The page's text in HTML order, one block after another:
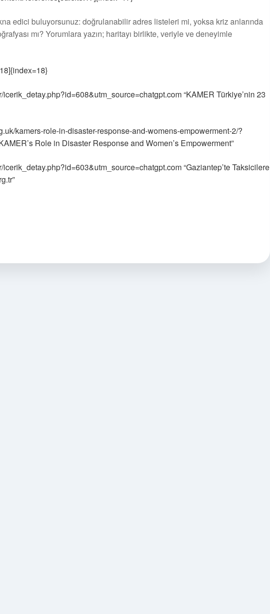
edici buluyorsunuz: doğrulanabilir adres listeleri mi, yoksa kriz anlarında
mı? Yorumlara yazın; haritayı birlikte, veriyle ve deneyimle
icerik_detay.php?id=608&utm_source=chatgpt.com “KAMER Türkiye’nin 23
kamers-role-in-disaster-response-and-womens-empowerment-2/?
Role in Disaster Response and Women’s Empowerment”
icerik_detay.php?id=603&utm_source=chatgpt.com “Gaziantep’te Taksicilere